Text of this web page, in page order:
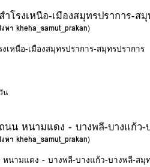
โรงเหนือ-เมืองสมุทรปราการ-ส
หา kheha_samut_prakan)
เหนือ-เมืองสมุทรปราการ-สมุทรปราการ
น
นน หนามแดง - บางพลี-บางแก้ว-
หา kheha_samut_prakan)
นามแดง - บางพลี-บางแก้ว-บางพลี-สมุ